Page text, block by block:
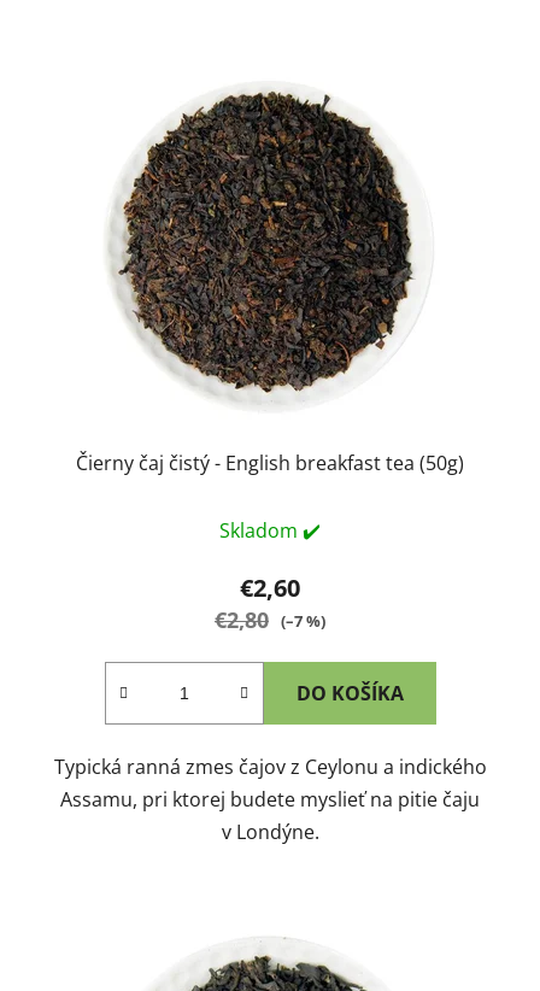
Čierny čaj čistý - English breakfast tea (50g)
Skladom ✔️
€2,60
€2,80 (–7 %)
DO KOŠÍKA
Typická ranná zmes čajov z Ceylonu a indického
Assamu, pri ktorej budete myslieť na pitie čaju
v Londýne.